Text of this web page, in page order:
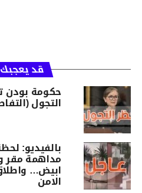
قد
حكومة بودن
التجول
بالفيديو:
مداهمة مقر
ابيض…
الامن